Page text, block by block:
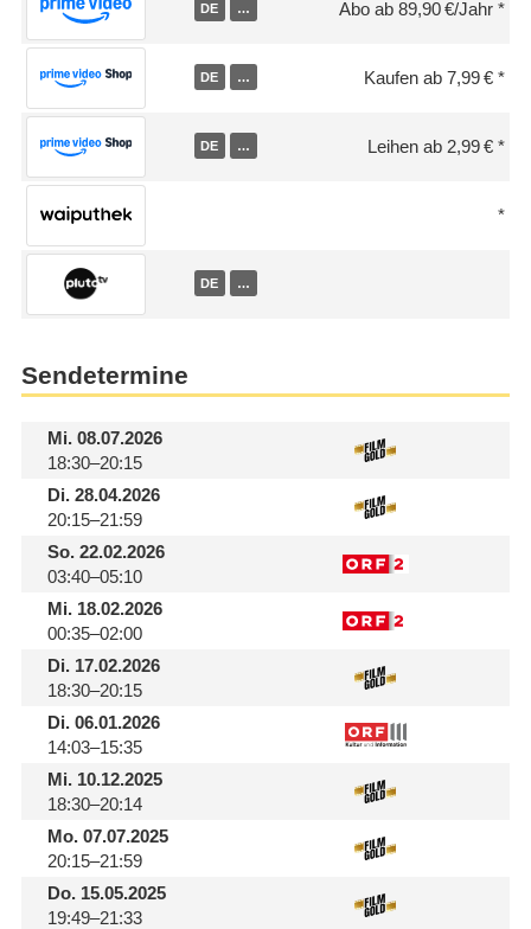
DE … Abo ab 89,90 €/Jahr
DE … Kaufen ab 7,99 €
DE … Leihen ab 2,99 €
DE …
Sendetermine
Mi.08.07.2026
18:30–20:15
Di.28.04.2026
20:15–21:59
So.22.02.2026
03:40–05:10
Mi.18.02.2026
00:35–02:00
Di.17.02.2026
18:30–20:15
Di.06.01.2026
14:03–15:35
Mi.10.12.2025
18:30–20:14
Mo.07.07.2025
20:15–21:59
Do.15.05.2025
19:49–21:33